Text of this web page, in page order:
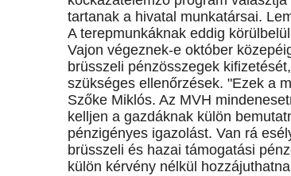
tartanak a hivatal munkatársai.
A terepmunkáknak eddig
Vajon végeznek-e október
brüsszeli pénzösszegek
szükséges ellenőrzések. "Ezek a
Szőke Miklós. Az MVH
kelljen a gazdáknak külön
pénzigényes igazolást. Van rá
brüsszeli és hazai támogatási
külön kérvény nélkül